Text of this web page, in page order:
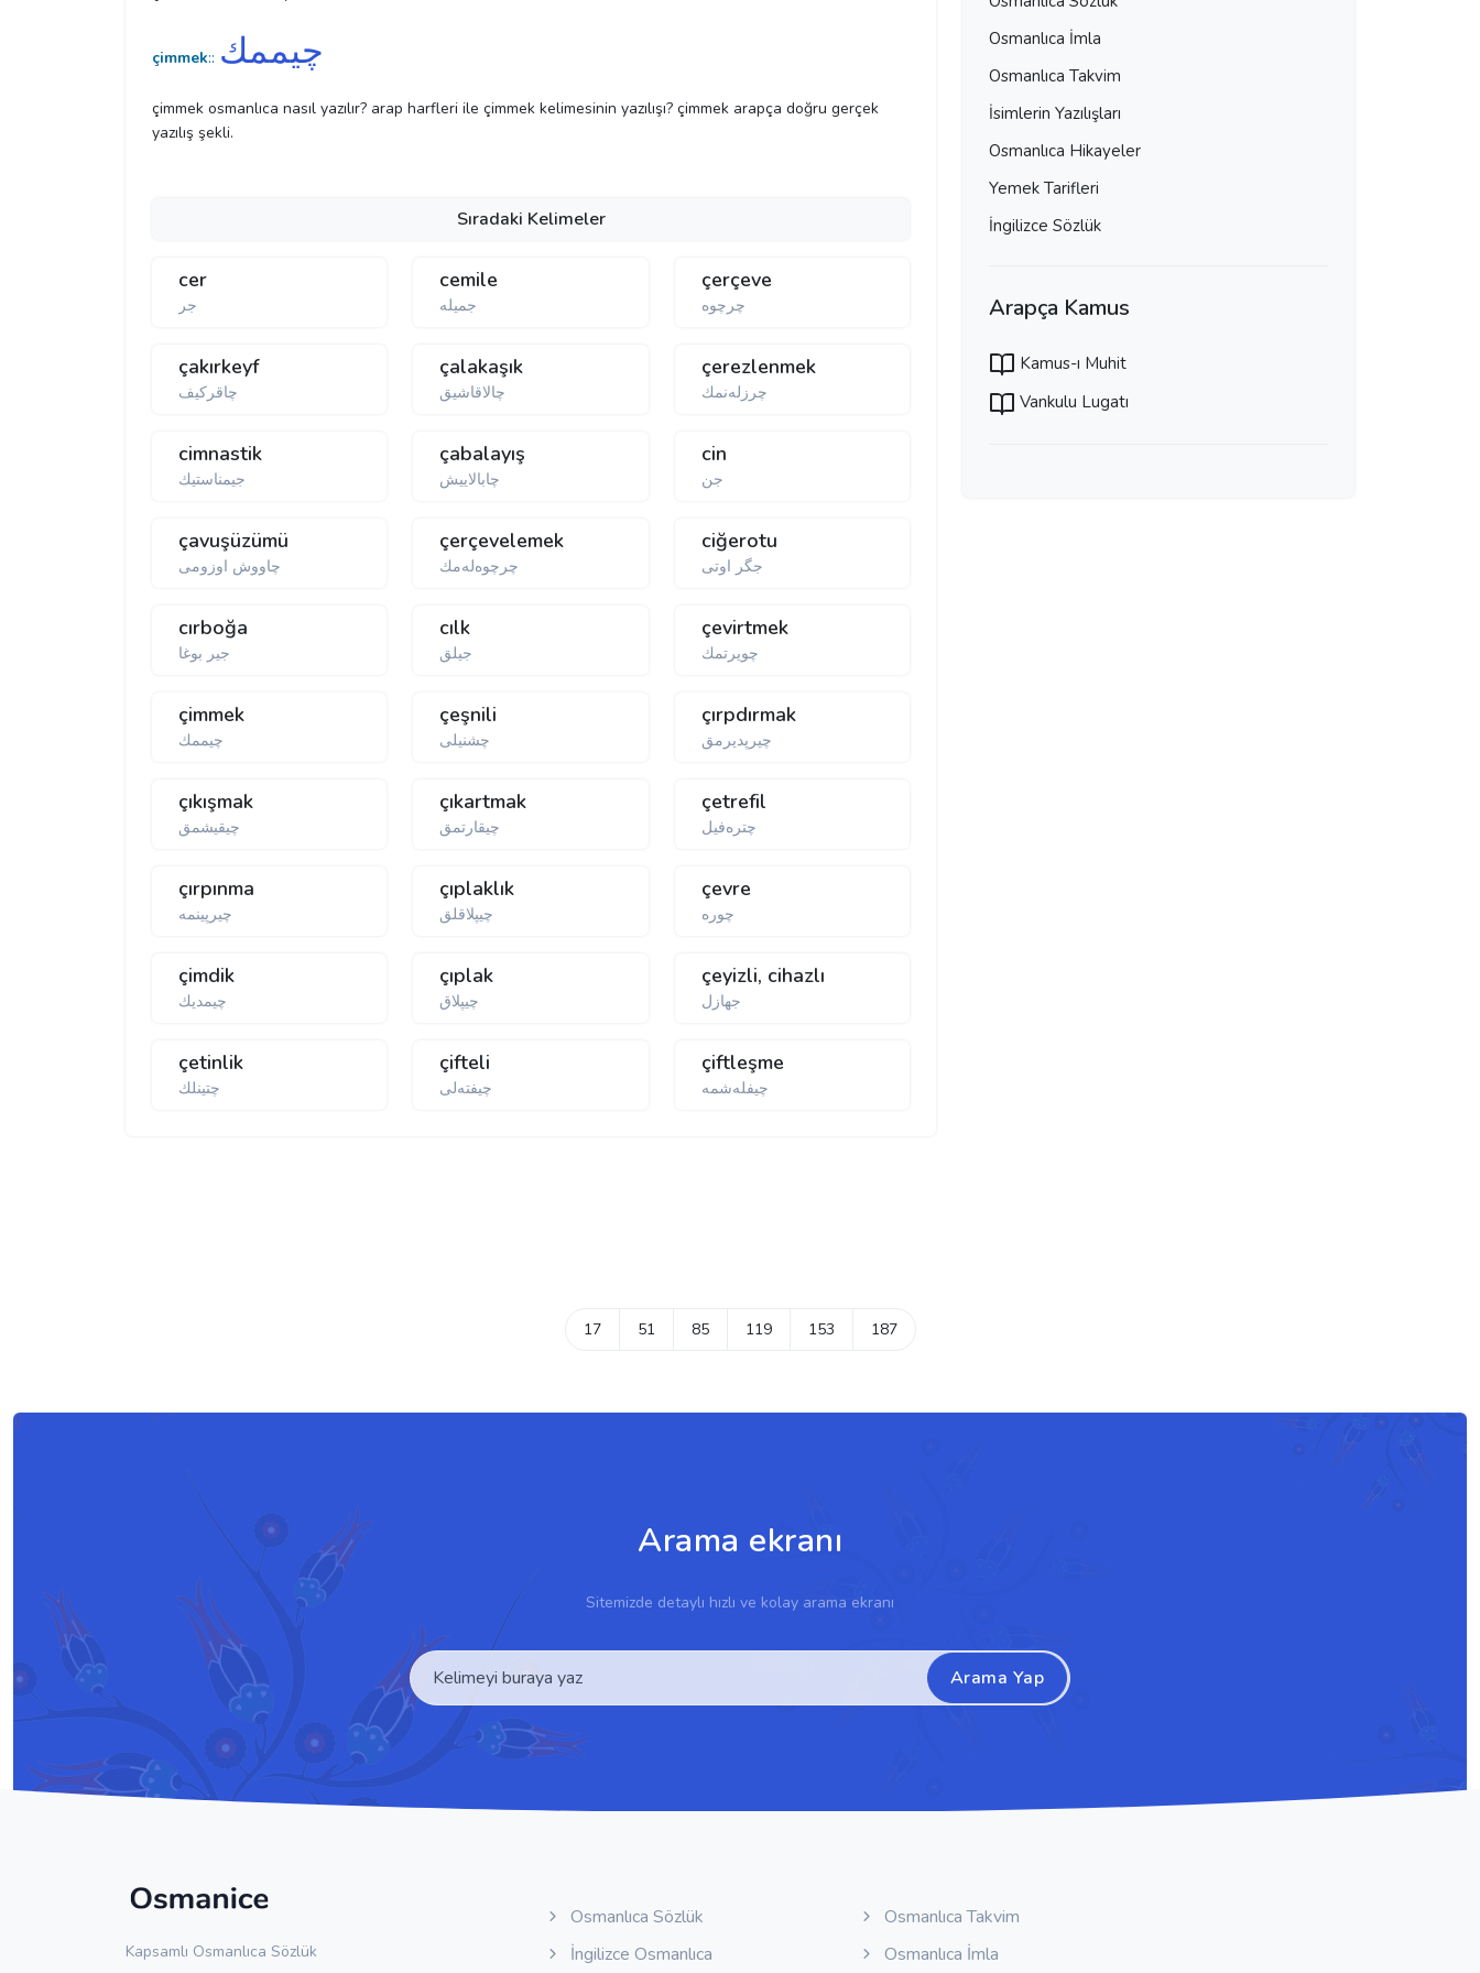
çimmek:: چیممك
çimmek osmanlıca nasıl yazılır? arap harfleri ile çimmek kelimesinin yazılışı? çimmek arapça doğru gerçek
yazılış şekli.
Sıradaki Kelimeler
cer
جر
cemile
جمیله
çerçeve
چرچوە
çakırkeyf
چاقركیف
çalakaşık
چالاقاشیق
çerezlenmek
چرزلەنمك
cimnastik
جیمناستیك
çabalayış
چابالاییش
cin
جن
çavuşüzümü
چاووش اوزومی
çerçevelemek
چرچوەلەمك
ciğerotu
جگر اوتی
cırboğa
جیر بوغا
cılk
جیلق
çevirtmek
چویرتمك
çimmek
چیممك
çeşnili
چشنیلی
çırpdırmak
چیرپدیرمق
çıkışmak
چیقیشمق
çıkartmak
چیقارتمق
çetrefil
چترەفیل
çırpınma
چیر‌‌پینمە
çıplaklık
چیپلاقلق
çevre
چورە
çimdik
چیمدیك
çıplak
چیپلاق
çeyizli, cihazlı
جهازل
çetinlik
چتینلك
çifteli
چیفتەلی
çiftleşme
چیفلەشمە
Osmanlıca İmla
Osmanlıca Takvim
İsimlerin Yazılışları
Osmanlıca Hikayeler
Yemek Tarifleri
İngilizce Sözlük
Arapça Kamus
Kamus-ı Muhit
Vankulu Lugatı
17 51 85 119 153 187
Arama ekranı
Sitemizde detaylı hızlı ve kolay arama ekranı
Arama Yap
Kapsamlı Osmanlıca Sözlük
Osmanlıca Sözlük
İngilizce Osmanlıca
Osmanlıca Takvim
Osmanlıca İmla